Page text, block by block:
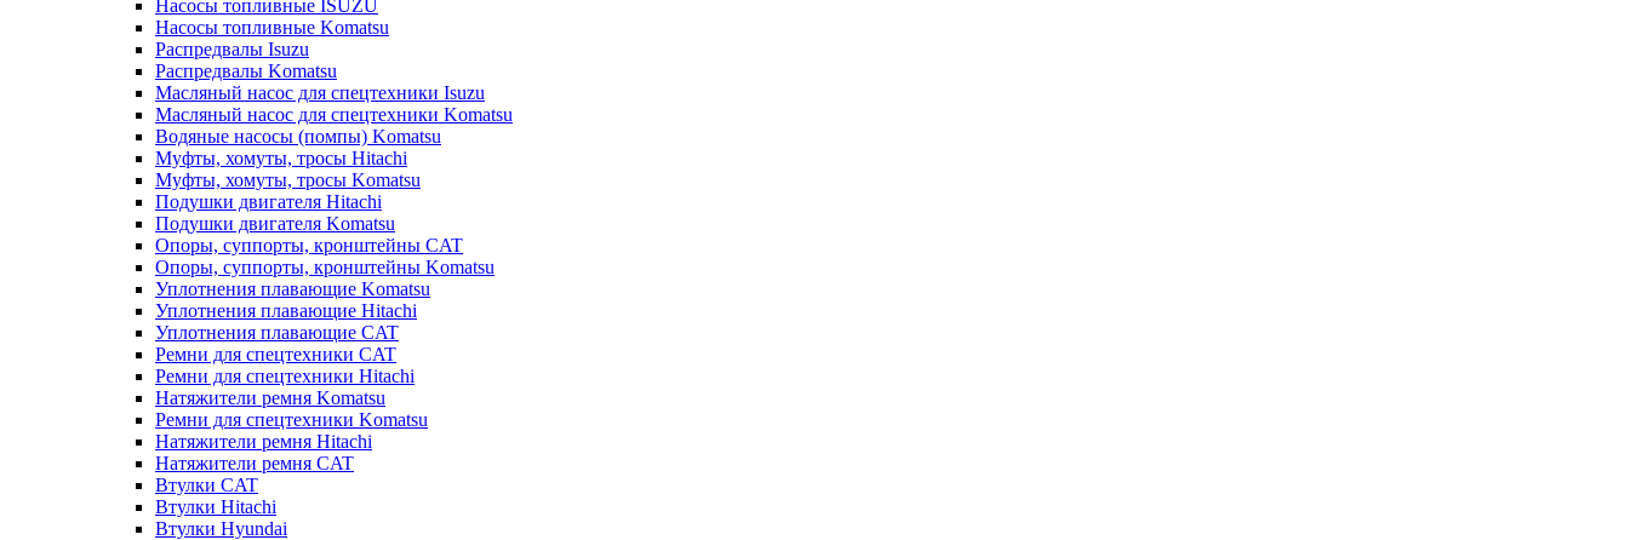
Насосы топливные ISUZU
Насосы топливные Komatsu
Распредвалы Isuzu
Распредвалы Komatsu
Масляный насос для спецтехники Isuzu
Масляный насос для спецтехники Komatsu
Водяные насосы (помпы) Komatsu
Муфты, хомуты, тросы Hitachi
Муфты, хомуты, тросы Komatsu
Подушки двигателя Hitachi
Подушки двигателя Komatsu
Опоры, суппорты, кронштейны CAT
Опоры, суппорты, кронштейны Komatsu
Уплотнения плавающие Komatsu
Уплотнения плавающие Hitachi
Уплотнения плавающие CAT
Ремни для спецтехники CAT
Ремни для спецтехники Hitachi
Натяжители ремня Komatsu
Ремни для спецтехники Komatsu
Натяжители ремня Hitachi
Натяжители ремня CAT
Втулки CAT
Втулки Hitachi
Втулки Hyundai